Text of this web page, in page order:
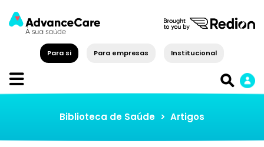
Para si Para empresas Institucional
Biblioteca de Saúde > Artigos